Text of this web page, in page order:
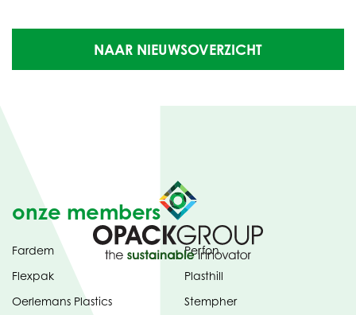
NAAR NIEUWSOVERZICHT
onze members
Fardem
Flexpak
Oerlemans Plastics
Perfon
Plasthill
Stempher